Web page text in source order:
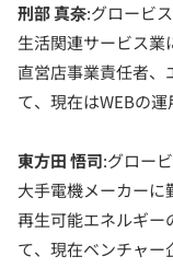
刑部 真奈:グロービ
生活関連サービス業
直営店事業責任者
て、現在はWEBの運
東方田 悟司:グロー
大手電機メーカーに
再生可能エネルギー
て、現在ベンチャー